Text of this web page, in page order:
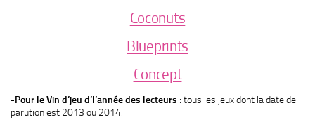
Coconuts
Blueprints
Concept
-Pour leVin d’jeu d’l’année des lecteurs : tous les jeux dont la date de
parution est 2013 ou 2014.